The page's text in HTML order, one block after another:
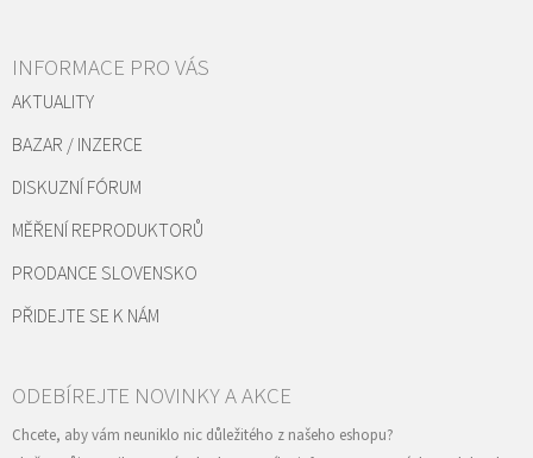
INFORMACE PRO VÁS
AKTUALITY
BAZAR / INZERCE
DISKUZNÍ FÓRUM
MĚŘENÍ REPRODUKTORŮ
PRODANCE SLOVENSKO
PŘIDEJTE SE K NÁM